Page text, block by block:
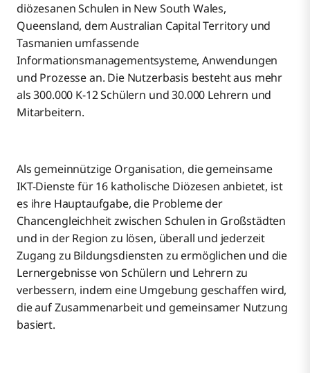
diözesanen Schulen in New South Wales,
Queensland, dem Australian Capital Territory und
Tasmanien umfassende
Informationsmanagementsysteme, Anwendungen
und Prozesse an. Die Nutzerbasis besteht aus mehr
als 300.000 K-12 Schülern und 30.000 Lehrern und
Mitarbeitern.
Als gemeinnützige Organisation, die gemeinsame
IKT-Dienste für 16 katholische Diözesen anbietet, ist
es ihre Hauptaufgabe, die Probleme der
Chancengleichheit zwischen Schulen in Großstädten
und in der Region zu lösen, überall und jederzeit
Zugang zu Bildungsdiensten zu ermöglichen und die
Lernergebnisse von Schülern und Lehrern zu
verbessern, indem eine Umgebung geschaffen wird,
die auf Zusammenarbeit und gemeinsamer Nutzung
basiert.